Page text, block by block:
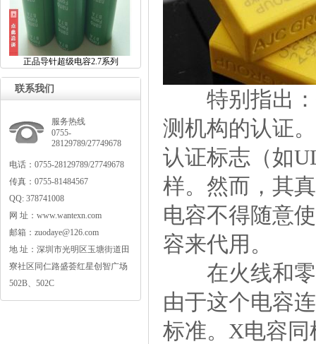
正品导针超级电容2.7系列
联系我们
服务热线
0755-
28129789/27749678
电话：0755-28129789/27749678
传真：0755-81484567
QQ:378741008
网址：www.wantexn.com
邮箱：zuodaye@126.com
地址：深圳市光明区玉塘街道田
寮社区同仁路盛荟红星创智广场
502B、502C
特别指出：
测机构的认证
认证标志（如
样。然而，其
电容不得随意
容来代用。
在火线和零
由于这个电容
标准。X电容